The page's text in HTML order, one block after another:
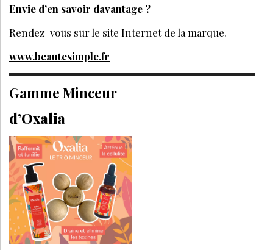
Envie d’en savoir davantage ?
Rendez-vous sur le site Internet de la marque.
www.beautesimple.fr
Gamme Minceur
d’Oxalia